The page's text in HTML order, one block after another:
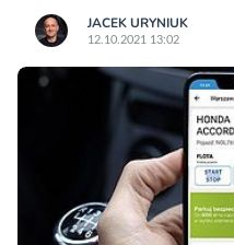
JACEK URYNIUK
12.10.2021 13:02